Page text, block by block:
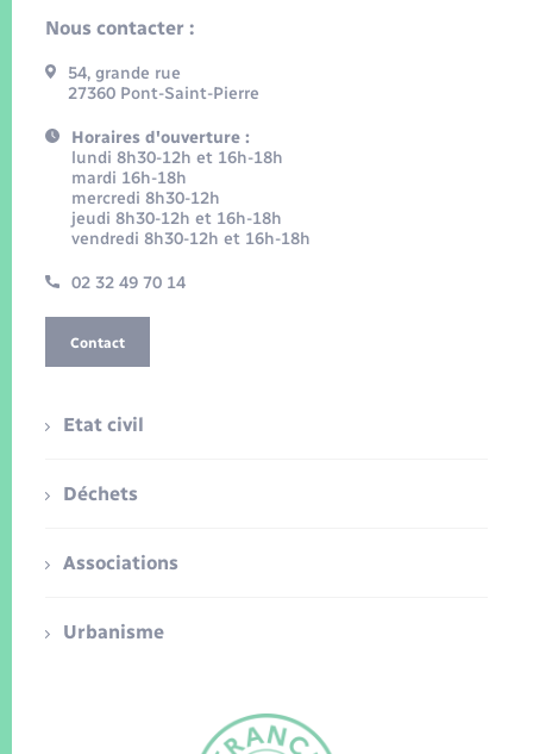
Nous contacter :
54, grande rue
27360 Pont-Saint-Pierre
Horaires d'ouverture :
lundi 8h30-12h et 16h-18h
mardi 16h-18h
mercredi 8h30-12h
jeudi 8h30-12h et 16h-18h
vendredi 8h30-12h et 16h-18h
02 32 49 70 14
Contact
Etat civil
Déchets
Associations
Urbanisme